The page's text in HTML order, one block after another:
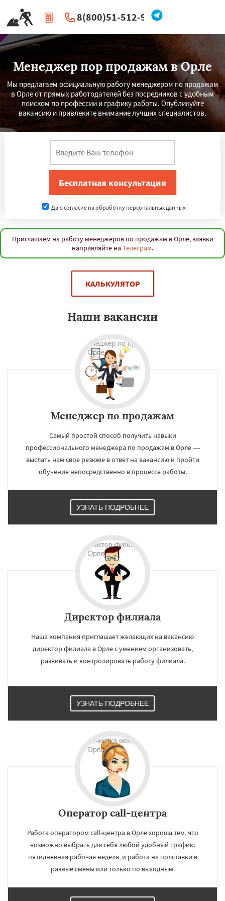
Владикавказ Тамбов Мурманск
Петрозаводск Нижневартовск
Йошкар-Ола
Новороссийск
Стерлитамак Химки Таганрог
Мытищи
Комсомольск-на-Амуре
Дзержинск Энгельс Благовещенск
8(800)51-512-96
| Перезвоните мне
Менеджер пор продажам в Орле
Мы предлагаем официальную работу менеджером по продажам
в Орле от прямых работодателей без посредников с удобным
поиском по профессии и графику работы. Опубликуйте
вакансию и привлеките внимание лучших специалистов.
Даю согласие на обработку персональных данных
Приглашаем на работу менеджеров по продажам в Орле, заявки
направляйте на Телеграм.
КАЛЬКУЛЯТОР
Наши вакансии
Менеджер по продажам
Самый простой способ получить навыки
профессионального менеджера по продажам в Орле —
выслать нам свое резюме в ответ на вакансию и пройти
обучение непосредственно в процессе работы.
УЗНАТЬ ПОДРОБНЕЕ
Директор филиала
Наша компания приглашает желающих на вакансию
директор филиала в Орле с умением организовать,
развивать и контролировать работу филиала.
УЗНАТЬ ПОДРОБНЕЕ
Оператор call-центра
Работа оператором call-центра в Орле хороша тем, что
возможно выбрать для себя любой удобный график:
пятидневная рабочая неделя, и работа на полставки в
разные смены или только по выходным.
УЗНАТЬ ПОДРОБНЕЕ